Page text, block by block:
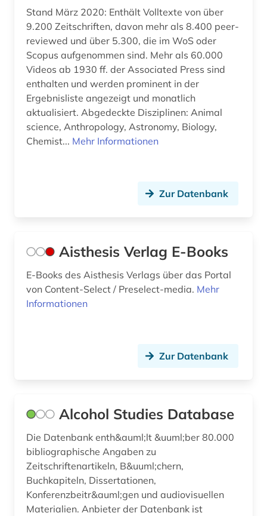
ethnologie (1)
evaluation (1)
evidenz-basierte medizin (3)
evolutionary computation (1)
evolutionspsychologie (1)
film (3)
finance (1)
frauen (1)
freie plattform (1)
freud (1)
Stand März 2020: Enthält Volltexte von über
9.200 Zeitschriften, davon mehr als 8.400 peer-
reviewed und über 5.300, die im WoS oder
Scopus aufgenommen sind. Mehr als 60.000
Videos ab 1930 ff. der Associated Press sind
enthalten und werden prominent in der
Ergebnisliste angezeigt und monatlich
aktualisiert. Abgedeckte Disziplinen: Animal
science, Anthropology, Astronomy, Biology,
Chemist... Mehr Informationen
Zur Datenbank
Aisthesis Verlag E-Books
E-Books des Aisthesis Verlags über das Portal
von Content-Select / Preselect-media. Mehr
Informationen
Zur Datenbank
Alcohol Studies Database
Die Datenbank enth&auml;lt &uuml;ber 80.000
bibliographische Angaben zu
Zeitschriftenartikeln, B&uuml;chern,
Buchkapiteln, Dissertationen,
Konferenzbeitr&auml;gen und audiovisuellen
Materialien. Anbieter der Datenbank ist